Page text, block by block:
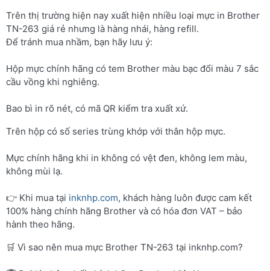
Trên thị trường hiện nay xuất hiện nhiều loại mực in Brother
TN-263 giá rẻ nhưng là hàng nhái, hàng refill.
Để tránh mua nhầm, bạn hãy lưu ý:
Hộp mực chính hãng có tem Brother màu bạc đổi màu 7 sắc
cầu vồng khi nghiêng.
Bao bì in rõ nét, có mã QR kiểm tra xuất xứ.
Trên hộp có số series trùng khớp với thân hộp mực.
Mực chính hãng khi in không có vệt đen, không lem màu,
không mùi lạ.
👉 Khi mua tại inknhp.com, khách hàng luôn được cam kết
100% hàng chính hãng Brother và có hóa đơn VAT – bảo
hành theo hãng.
🛒 Vì sao nên mua mực Brother TN-263 tại inknhp.com?